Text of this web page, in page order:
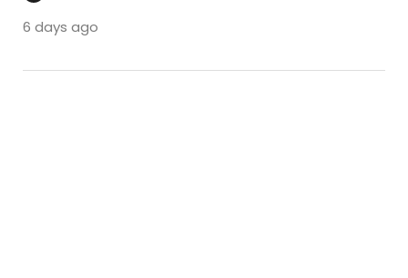
6 days ago